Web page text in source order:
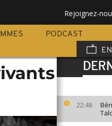
Rejoignez-
PODCAST
22:48